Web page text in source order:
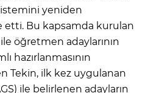
yeniden
etti. Bu kapsamda kurulan
öğretmen adaylarının
hazırlanmasının
Tekin, ilk kez uygulanan
ile belirlenen adayların